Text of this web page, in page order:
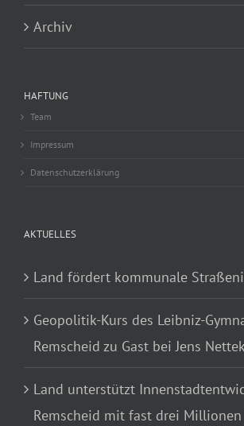
Archiv
HAFTUNG
Team
Impressum
Datenschutzerklärung
AKTUELLES
Land fördert kommunale
Geopolitik-Kurs des Leibniz-
Remscheid zu Gast bei Jens
Land unterstützt
Remscheid mit fast drei Millionen